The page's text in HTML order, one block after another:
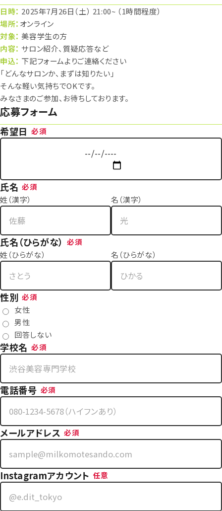
日時： 2025年7月26日（土） 21:00~ （1時間程度）
場所： オンライン
対象： 美容学生の方
内容： サロン紹介、質疑応答など
申込： 下記フォームよりご連絡ください
「どんなサロンか、まずは知りたい」
そんな軽い気持ちでOKです。
みなさまのご参加、お待ちしております。
応募フォーム
希望日 必須
氏名 必須
姓（漢字）
名（漢字）
氏名（ひらがな） 必須
姓（ひらがな）
名（ひらがな）
性別 必須
女性
男性
回答しない
学校名 必須
電話番号 必須
メールアドレス 必須
Instagramアカウント 任意